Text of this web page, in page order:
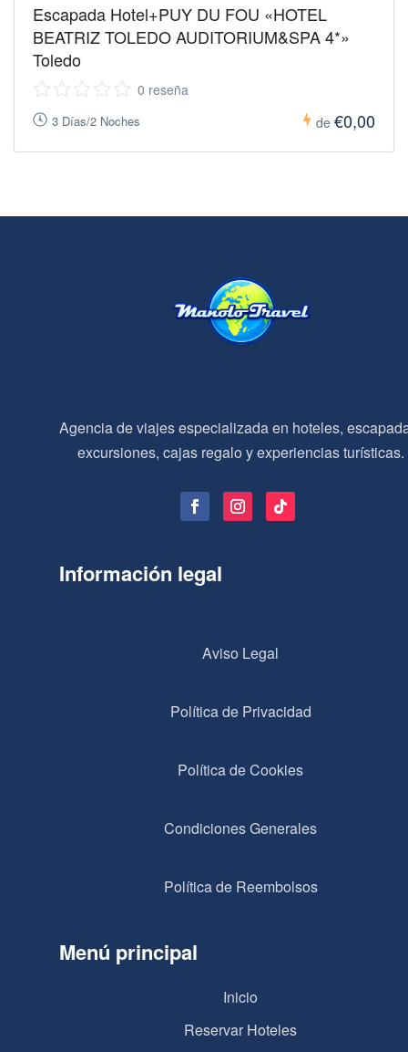
Escapada Hotel+PUY DU FOU «HOTEL
BEATRIZ TOLEDO AUDITORIUM&SPA 4*»
Toledo
0 reseña
3 Días/2 Noches de €0,00
Agencia de viajes especializada en hoteles,
excursiones, cajas regalo y experiencias turísticas.
Información legal
Aviso Legal
Política de Privacidad
Política de Cookies
Condiciones Generales
Política de Reembolsos
Menú principal
Inicio
Reservar Hoteles